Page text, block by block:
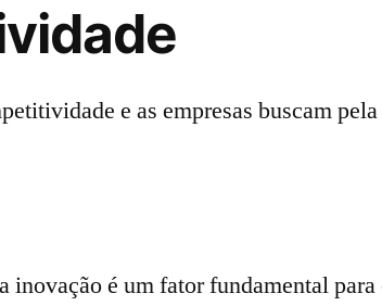
e as empresas buscam
inovação é um fator fundamental